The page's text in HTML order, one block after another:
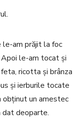
le-am prăjit la foc
le-am tocat și
ricotta și brânza
și ierburile tocate
obținut un amestec
dat deoparte.